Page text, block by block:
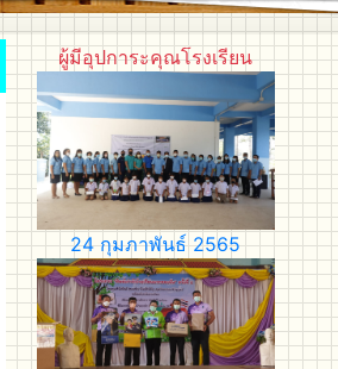
ผู้มีอุปการะคุณโรงเรียน
24 กุมภาพันธ์ 2565